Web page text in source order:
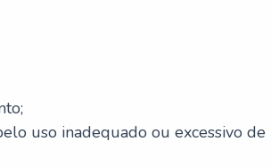
uso inadequado ou excessivo de